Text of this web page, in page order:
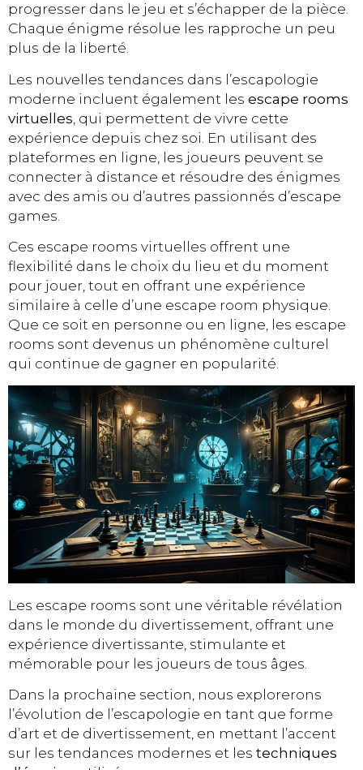
progresser dans le jeu et s’échapper de la pièce.
Chaque énigme résolue les rapproche un peu
plus de la liberté.
Les nouvelles tendances dans l’escapologie
moderne incluent également les escape rooms
virtuelles , qui permettent de vivre cette
expérience depuis chez soi. En utilisant des
plateformes en ligne, les joueurs peuvent se
connecter à distance et résoudre des énigmes
avec des amis ou d’autres passionnés d’escape
games.
Ces escape rooms virtuelles offrent une
flexibilité dans le choix du lieu et du moment
pour jouer, tout en offrant une expérience
similaire à celle d’une escape room physique.
Que ce soit en personne ou en ligne, les escape
rooms sont devenus un phénomène culturel
qui continue de gagner en popularité.
Les escape rooms sont une véritable révélation
dans le monde du divertissement, offrant une
expérience divertissante, stimulante et
mémorable pour les joueurs de tous âges.
Dans la prochaine section, nous explorerons
l’évolution de l’escapologie en tant que forme
d’art et de divertissement, en mettant l’accent
sur les tendances modernes et les techniques